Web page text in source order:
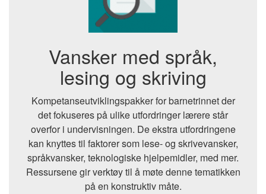
Vansker med språk,
lesing og skriving
Kompetanseutviklingspakker for barnetrinnet der
det fokuseres på ulike utfordringer lærere står
overfor i undervisningen. De ekstra utfordringene
kan knyttes til faktorer som lese- og skrivevansker,
språkvansker, teknologiske hjelpemidler, med mer.
Ressursene gir verktøy til å møte denne tematikken
på en konstruktiv måte.